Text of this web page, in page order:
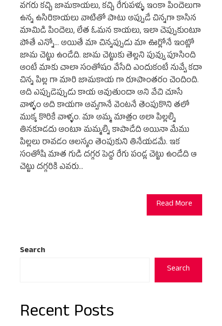
వగరు కచ్చి జామకాయలు, కచ్చి రేగుపళ్ళు ఇంకా పిందెలుగా
ఉన్న ఉసిరికాయలు వాటితో పాటు అప్పుడే చిన్నగా కాసిన
మామిడి పిందెలు, లేత ఓమన కాయలు, ఇలా చెప్పుకుంటూ
పోతే ఎన్నో... అయితే మా చిన్నప్పుడు మా ఊర్లోనే ఇంట్లో
జామ చెట్టు ఉండేది. జామ చెట్టుకు తెల్లని పువ్వు పూసింది
అంటే మాకు చాలా సంతోషం వేసేది ఎందుకంటే నువ్వే కదా
చిన్న పిల్ల గా మారి జామకాయ గా రూపాంతరం చెందింది.
అది ఎప్పుడెప్పుడు కాయ అవుతుందా అని వేచి చూసే
వాళ్ళం అది కాయగా అవ్వగానే వెంటనే తెంపుకొని తలో
ముక్క కొరికే వాళ్ళం. మా అమ్మ మాత్రం అలా పిల్లల్ని
తినకూడదు అంటూ మమ్మల్ని కాపాడేది అయినా మేము
పిల్లలు రావడం ఆలస్యం తెంపుకుని తినేయడమే. ఇక
సంతోషి మాత గుడి దగ్గర పెద్ద రేగు పండ్ల చెట్టు ఉండేది ఆ
చెట్టు దగ్గరికి ఎవరు…
Read More
Search
Search
Recent Posts